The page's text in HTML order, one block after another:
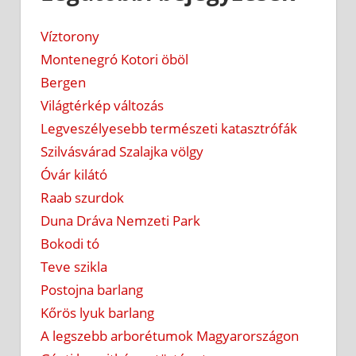
Víztorony
Montenegró Kotori öböl
Bergen
Világtérkép változás
Legveszélyesebb természeti katasztrófák
Szilvásvárad Szalajka völgy
Óvár kilátó
Raab szurdok
Duna Dráva Nemzeti Park
Bokodi tó
Teve szikla
Postojna barlang
Kőrös lyuk barlang
A legszebb arborétumok Magyarországon